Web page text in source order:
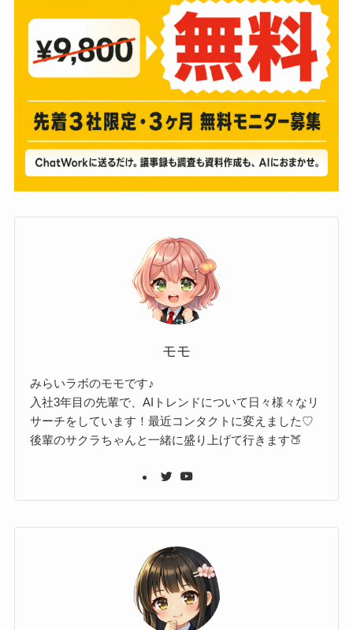
モモ
みらいラボのモモです♪
入社3年目の先輩で、AIトレンドについて日々様々なリ
サーチをしています！最近コンタクトに変えました♡
後輩のサクラちゃんと一緒に盛り上げて行きます🍑